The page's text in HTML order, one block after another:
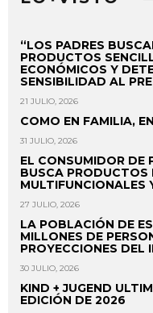
“LOS PADRES
PRODUCTOS
ECONÓMICOS Y
SENSIBILIDAD AL
21 JULIO, 2026
COMO EN FAMILIA,
31 JULIO, 2026
EL CONSUMIDOR DE
BUSCA PRODUCTOS
MULTIFUNCIONALES
27 JULIO, 2026
LA POBLACIÓN DE
MILLONES DE
PROYECCIONES DEL
30 JULIO, 2026
KIND + JUGEND
EDICIÓN DE 2026